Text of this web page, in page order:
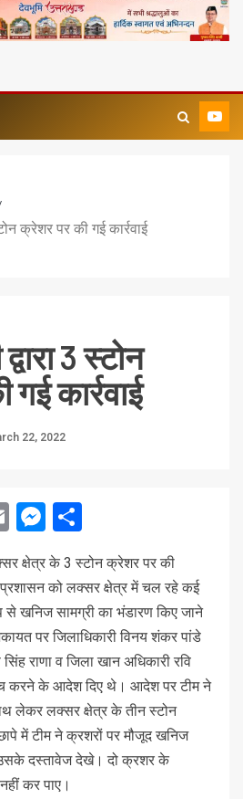
क्रेशर पर की गई कार्रवाई
3 स्टोन
कार्रवाई
22, 2022
EmailMessenger
क्षेत्र के 3 स्टोन क्रेशर पर की
प्रशासन को लक्सर क्षेत्र में चल रहे कई
खनिज सामग्री का भंडारण किए जाने
पर जिलाधिकारी विनय शंकर पांडे
राणा व जिला खान अधिकारी रवि
करने के आदेश दिए थे। आदेश पर टीम ने
लेकर लक्सर क्षेत्र के तीन स्टोन
में टीम ने क्रशरों पर मौजूद खनिज
दस्तावेज देखे। दो क्रशर के
कर पाए।